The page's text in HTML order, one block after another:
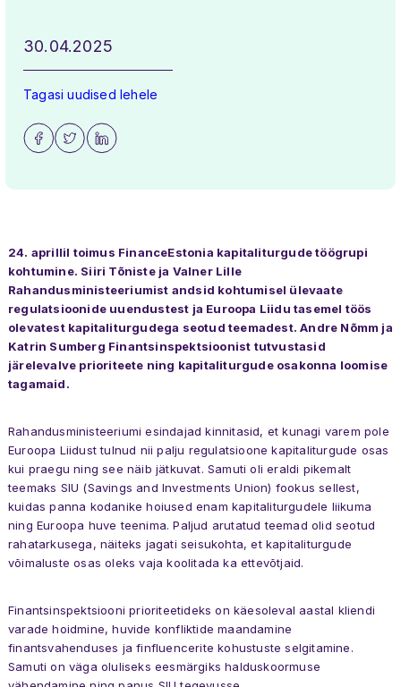
30.04.2025
Tagasi uudised lehele
24. aprillil toimus FinanceEstonia kapitaliturgude töögrupi
kohtumine. Siiri Tõniste ja Valner Lille
Rahandusministeeriumist andsid kohtumisel ülevaate
regulatsioonide uuendustest ja Euroopa Liidu tasemel töös
olevatest kapitaliturgudega seotud teemadest. Andre Nõmm ja
Katrin Sumberg Finantsinspektsioonist tutvustasid
järelevalve prioriteete ning kapitaliturgude osakonna loomise
tagamaid.
Rahandusministeeriumi esindajad kinnitasid, et kunagi varem pole
Euroopa Liidust tulnud nii palju regulatsioone kapitaliturgude osas
kui praegu ning see näib jätkuvat. Samuti oli eraldi pikemalt
teemaks SIU (Savings and Investments Union) fookus sellest,
kuidas panna kodanike hoiused enam kapitaliturgudele liikuma
ning Euroopa huve teenima. Paljud arutatud teemad olid seotud
rahatarkusega, näiteks jagati seisukohta, et kapitaliturgude
võimaluste osas oleks vaja koolitada ka ettevõtjaid.
Finantsinspektsiooni prioriteetideks on käesoleval aastal kliendi
varade hoidmine, huvide konfliktide maandamine
finantsvahenduses ja finfluencerite kohustuste selgitamine.
Samuti on väga oluliseks eesmärgiks halduskoormuse